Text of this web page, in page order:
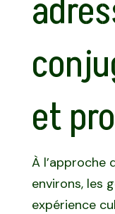
et
À l’approche
environs, les
expérience